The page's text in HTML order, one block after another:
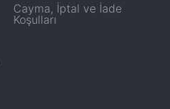
Cayma, İptal ve İade
Koşulları